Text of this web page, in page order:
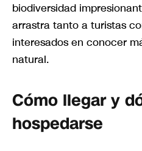
biodiversidad
arrastra tanto a turistas
interesados en conocer
natural.
Cómo llegar y
hospedarse